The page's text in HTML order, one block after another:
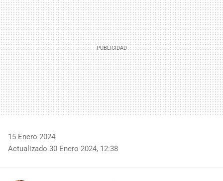
15 Enero 2024
Actualizado 30 Enero 2024, 12:38